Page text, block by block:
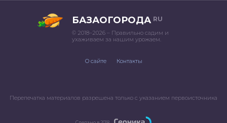
БАЗАОГОРОДА RU
© 2018–2026 – Правильно садим и
ухаживаем за нашим урожаем.
О сайте Контакты
Перепечатка материалов разрешена только с указанием первоисточника